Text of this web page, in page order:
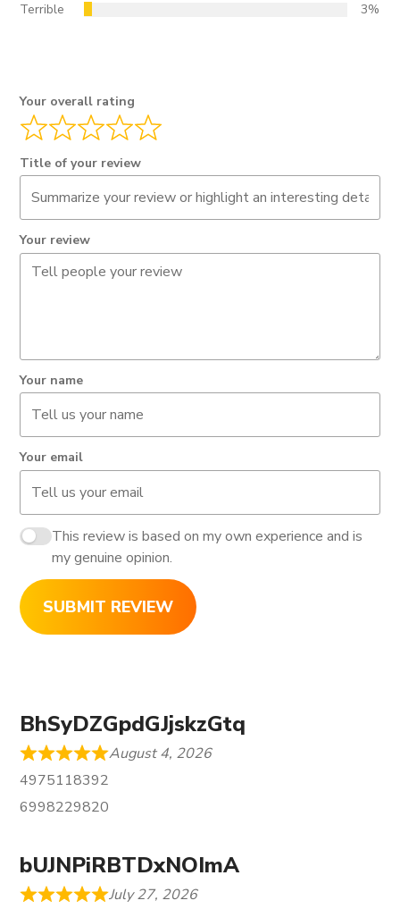
Terrible
3%
Your overall rating
Title of your review
Your review
Your name
Your email
This review is based on my own experience and is
my genuine opinion.
SUBMIT REVIEW
BhSyDZGpdGJjskzGtq
August 4, 2026
4975118392
6998229820
bUJNPiRBTDxNOImA
July 27, 2026